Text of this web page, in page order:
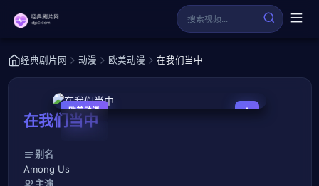
经典剧片网 动漫 欧美动漫 在我们当中
欧美动漫
全10集
在我们当中
别名
Among Us